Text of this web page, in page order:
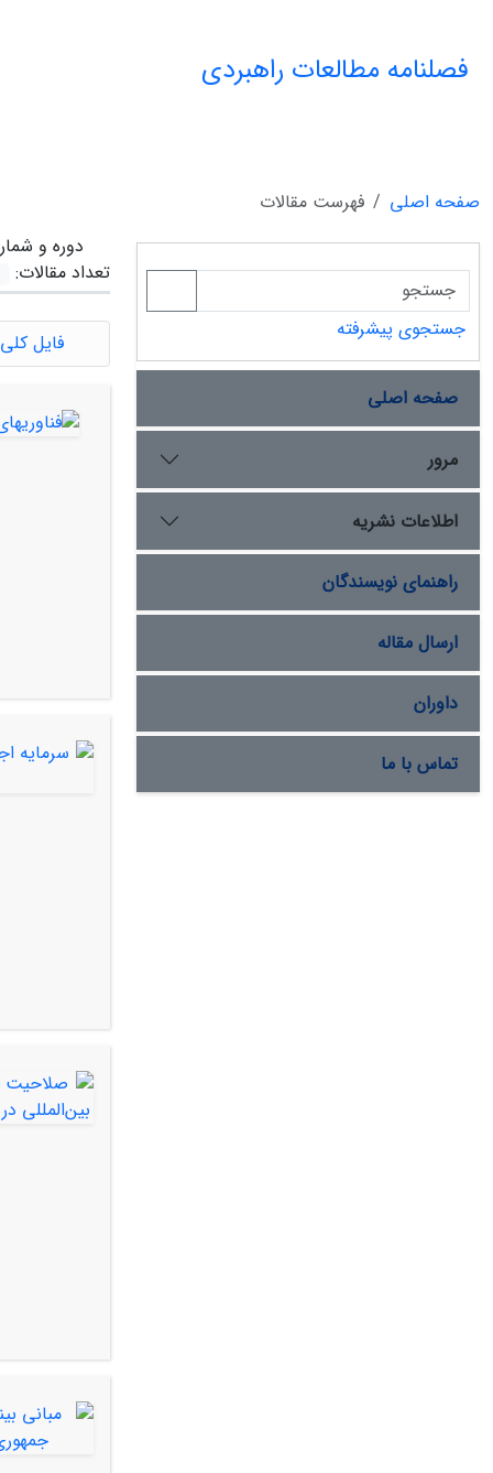
فصلنامه مطالعات راهبردی
صفحه اصلی
فهرست مقالات
دوره و
تعداد مقالات:
فایل
جستجوی پیشرفته
صفحه اصلی
مرور
اطلاعات نشریه
راهنمای نویسندگان
ارسال مقاله
داوران
تماس با ما